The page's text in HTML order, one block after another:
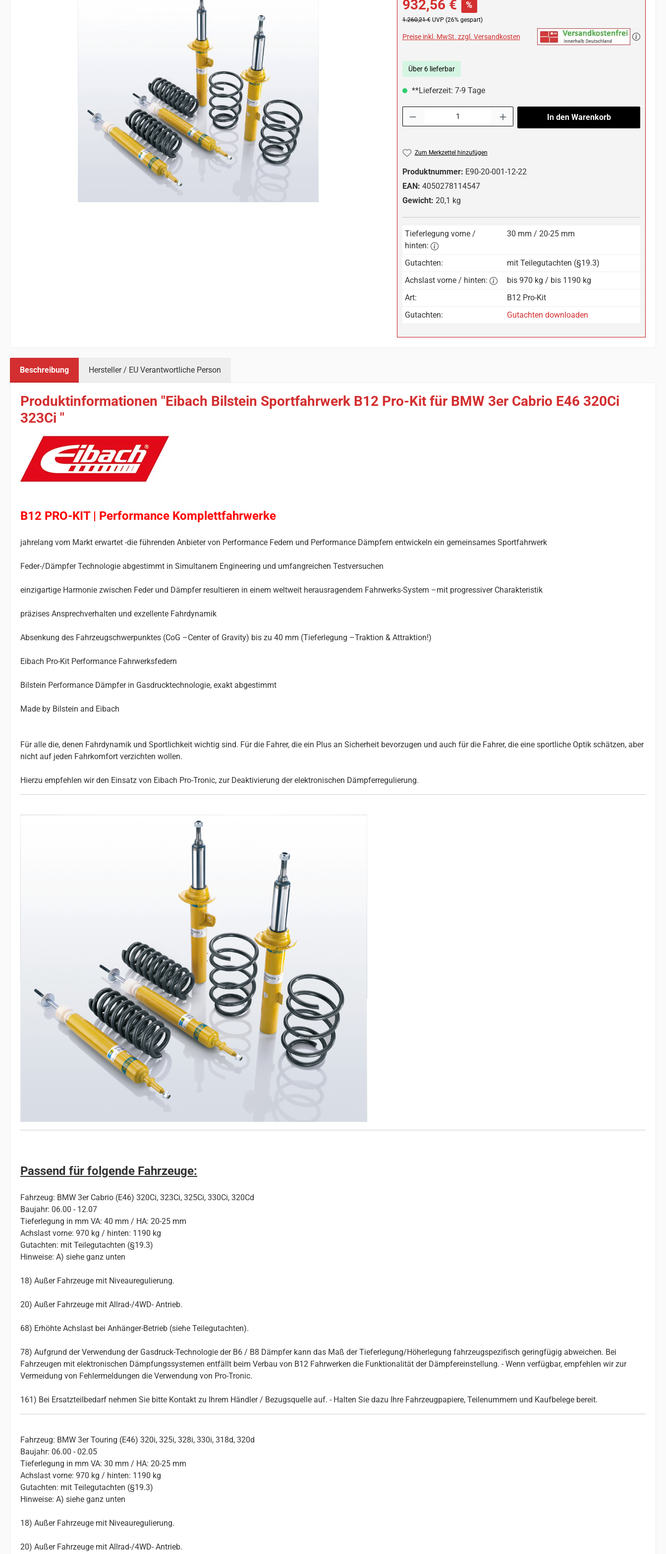
932,56 € %
Regulärer Preis:
1.260,21 € UVP (26% gespart)
Preise inkl. MwSt. zzgl. Versandkosten
Über 6 lieferbar
**Lieferzeit: 7-9 Tage
In den Warenkorb
Zum Merkzettel hinzufügen
Produktnummer: E90-20-001-12-22
EAN: 4050278114547
Gewicht: 20,1 kg
Tieferlegung vorne /
hinten:
30 mm / 20-25 mm
Gutachten:
mit Teilegutachten (§19.3)
Achslast vorne / hinten:
bis 970 kg / bis 1190 kg
Art:
B12 Pro-Kit
Gutachten:
Gutachten downloaden
Beschreibung Hersteller / EU Verantwortliche Person
Produktinformationen "Eibach Bilstein Sportfahrwerk B12 Pro-Kit für BMW 3er Cabrio E46 320Ci
323Ci "
B12 PRO-KIT | Performance Komplettfahrwerke
jahrelang vom Markt erwartet -die führenden Anbieter von Performance Federn und Performance Dämpfern entwickeln ein gemeinsames Sportfahrwerk
Feder-/Dämpfer Technologie abgestimmt in Simultanem Engineering und umfangreichen Testversuchen
einzigartige Harmonie zwischen Feder und Dämpfer resultieren in einem weltweit herausragendem Fahrwerks-System –mit progressiver Charakteristik
präzises Ansprechverhalten und exzellente Fahrdynamik
Absenkung des Fahrzeugschwerpunktes (CoG –Center of Gravity) bis zu 40 mm (Tieferlegung –Traktion & Attraktion!)
Eibach Pro-Kit Performance Fahrwerksfedern
Bilstein Performance Dämpfer in Gasdrucktechnologie, exakt abgestimmt
Made by Bilstein and Eibach
Für alle die, denen Fahrdynamik und Sportlichkeit wichtig sind. Für die Fahrer, die ein Plus an Sicherheit bevorzugen und auch für die Fahrer, die eine sportliche Optik schätzen, aber
nicht auf jeden Fahrkomfort verzichten wollen.
Hierzu empfehlen wir den Einsatz von Eibach Pro-Tronic, zur Deaktivierung der elektronischen Dämpferregulierung.
Passend für folgende Fahrzeuge:
Fahrzeug: BMW 3er Cabrio (E46) 320Ci, 323Ci, 325Ci, 330Ci, 320Cd
Baujahr: 06.00 - 12.07
Tieferlegung in mm VA: 40 mm / HA: 20-25 mm
Achslast vorne: 970 kg / hinten: 1190 kg
Gutachten: mit Teilegutachten (§19.3)
Hinweise: A) siehe ganz unten
18) Außer Fahrzeuge mit Niveauregulierung.
20) Außer Fahrzeuge mit Allrad-/4WD- Antrieb.
68) Erhöhte Achslast bei Anhänger-Betrieb (siehe Teilegutachten).
78) Aufgrund der Verwendung der Gasdruck-Technologie der B6 / B8 Dämpfer kann das Maß der Tieferlegung/Höherlegung fahrzeugspezifisch geringfügig abweichen. Bei
Fahrzeugen mit elektronischen Dämpfungssystemen entfällt beim Verbau von B12 Fahrwerken die Funktionalität der Dämpfereinstellung. - Wenn verfügbar, empfehlen wir zur
Vermeidung von Fehlermeldungen die Verwendung von Pro-Tronic.
161) Bei Ersatzteilbedarf nehmen Sie bitte Kontakt zu Ihrem Händler / Bezugsquelle auf. - Halten Sie dazu Ihre Fahrzeugpapiere, Teilenummern und Kaufbelege bereit.
Fahrzeug: BMW 3er Touring (E46) 320i, 325i, 328i, 330i, 318d, 320d
Baujahr: 06.00 - 02.05
Tieferlegung in mm VA: 30 mm / HA: 20-25 mm
Achslast vorne: 970 kg / hinten: 1190 kg
Gutachten: mit Teilegutachten (§19.3)
Hinweise: A) siehe ganz unten
18) Außer Fahrzeuge mit Niveauregulierung.
20) Außer Fahrzeuge mit Allrad-/4WD- Antrieb.